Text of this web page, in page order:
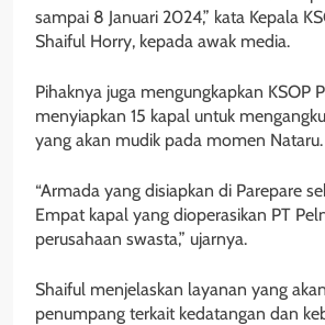
sampai 8 Januari 2024,” kata Kepala
Shaiful Horry, kepada awak media.
Pihaknya juga mengungkapkan KSOP
menyiapkan 15 kapal untuk
yang akan mudik pada momen Nataru.
“Armada yang disiapkan di Parepare
Empat kapal yang dioperasikan PT
perusahaan swasta,” ujarnya.
Shaiful menjelaskan layanan yang
penumpang terkait kedatangan dan